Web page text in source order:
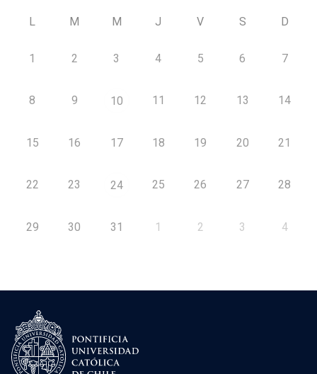
L M M J V S D
1 2 3 4 5 6 7
8 9 10 11 12 13 14
15 16 17 18 19 20 21
22 23 24 25 26 27 28
29 30 31 1 2 3 4